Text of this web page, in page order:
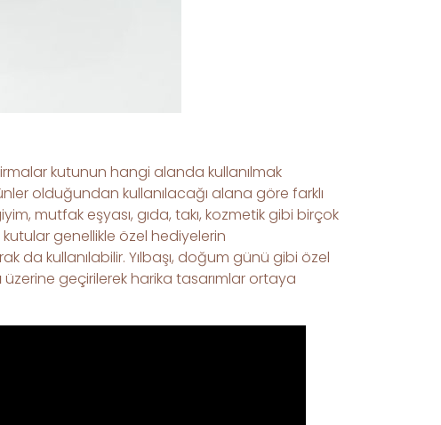
kutunun hangi alanda kullanılmak
olduğundan kullanılacağı alana göre farklı
mutfak eşyası, gıda, takı, kozmetik gibi birçok
genellikle özel hediyelerin
da kullanılabilir. Yılbaşı, doğum günü gibi özel
üzerine geçirilerek harika tasarımlar ortaya